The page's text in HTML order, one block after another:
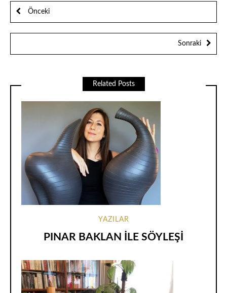
Önceki
Sonraki
Related Posts
YAZILAR
PINAR BAKLAN İLE SÖYLEŞİ